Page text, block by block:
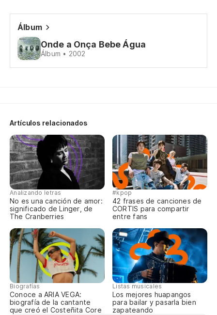
Álbum
Onde a Onça Bebe Água
Álbum • 2002
Artículos relacionados
Analizando letras
No es una canción de amor:
significado de Linger, de
The Cranberries
#kpop
42 frases de canciones de
CORTIS para compartir
entre fans
Biografías
Conoce a ARIA VEGA:
biografía de la cantante
que creó el Costeñita Core
Listas musicales
Los mejores huapangos
para bailar y pasarla bien
zapateando